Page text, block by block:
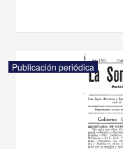
Publicación periódica